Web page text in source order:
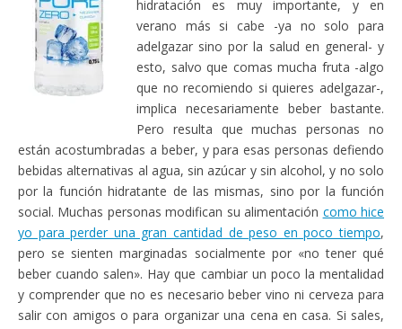
hidratación es muy importante, y en
verano más si cabe -ya no solo para
adelgazar sino por la salud en general- y
esto, salvo que comas mucha fruta -algo
que no recomiendo si quieres adelgazar-,
implica necesariamente beber bastante.
Pero resulta que muchas personas no
están acostumbradas a beber, y para esas personas defiendo
bebidas alternativas al agua, sin azúcar y sin alcohol, y no solo
por la función hidratante de las mismas, sino por la función
social. Muchas personas modifican su alimentación como hice
yo para perder una gran cantidad de peso en poco tiempo,
pero se sienten marginadas socialmente por «no tener qué
beber cuando salen». Hay que cambiar un poco la mentalidad
y comprender que no es necesario beber vino ni cerveza para
salir con amigos o para organizar una cena en casa. Si sales,